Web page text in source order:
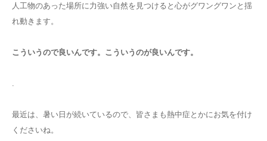
人工物のあった場所に力強い自然を見つけると心がグワングワンと揺
れ動きます。
こういうので良いんです。こういうのが良いんです。
最近は、暑い日が続いているので、皆さまも熱中症とかにお気を付け
くださいね。